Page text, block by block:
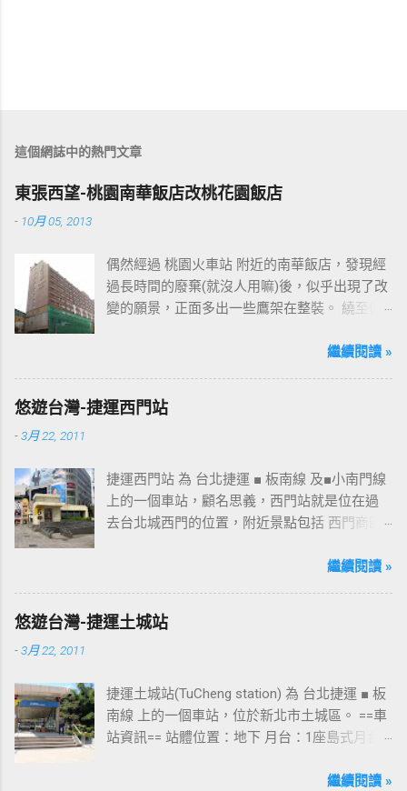
這個網誌中的熱門文章
東張西望-桃園南華飯店改桃花園飯店
- 10月 05, 2013
偶然經過 桃園火車站 附近的南華飯店，發現經
過長時間的廢棄(就沒人用嘛)後，似乎出現了改
變的願景，正面多出一些鷹架在整裝。 繞至側
桃園的民眾又有一個聚餐旅遊的好去處囉!!但今
趴走將持續為讀者們追蹤其動態消息，請各位
開始期待開幕日的來臨吧！ 南華飯店施工中現
繼續閱讀 »
悠遊台灣-捷運西門站
-3月 22, 2011
捷運西門站 為 台北捷運 ■ 板南線 及■小南門線
上的一個車站，顧名思義，西門站就是位在過
去台北城西門的位置，附近景點包括 西門商圈
圖中的六號出口，因位處 西門商圈 之入口，成
等候的標的物，也是是最容易堵塞的出口。 捷
運西門站六號出口&西門町商圈 板南線上車站 [
站 ] - [ 龍山寺站 ] - [ 西門站 ] - [ 台北車站 ] - [
善導寺站 ] - [ 忠孝新生站 ] - [ 忠孝復興站 ] - [
忠孝敦化站 ] - [ 國父紀念館站 ] - [ 市政府站
繼續閱讀 »
悠遊台灣-捷運土城站
-3月 22, 2011
捷運土城站(TuCheng station) 為 台北捷運 ■ 板
南線 上的一個車站，位於新北市土城區。 ==車
站資訊== 站體位置：地下 月台：1座島式月台
站 ] ---->往 板橋站 、 台北車站 、 南港展覽館
繼續閱讀 »